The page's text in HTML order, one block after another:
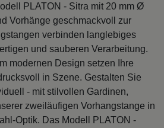
PLATON - Sitra mit 20 mm Ø
Vorhänge geschmackvoll zur
verbinden langlebiges
und sauberen Verarbeitung.
modernen Design setzen Ihre
in Szene. Gestalten Sie
- mit stilvollen Gardinen,
zweiläufigen Vorhangstange in
Optik. Das Modell PLATON -